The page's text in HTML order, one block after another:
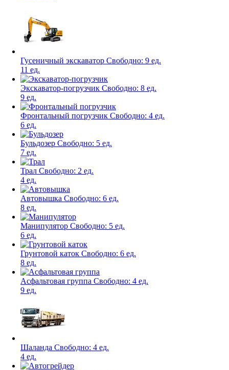
Гусеничный экскаватор Свободно: 9 ед.
11 ед.
Экскаватор-погрузчик Свободно: 8 ед.
9 ед.
Фронтальный погрузчик Свободно: 4 ед.
6 ед.
Бульдозер Свободно: 5 ед.
7 ед.
Трал Свободно: 2 ед.
4 ед.
Автовышка Свободно: 6 ед.
8 ед.
Манипулятор Свободно: 5 ед.
6 ед.
Грунтовой каток Свободно: 6 ед.
8 ед.
Асфальтовая группа Свободно: 4 ед.
9 ед.
Шаланда Свободно: 4 ед.
4 ед.